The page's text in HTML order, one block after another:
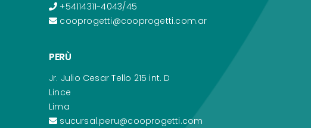
+54114311-4043/45
cooprogetti@cooprogetti.com.ar
PERÙ
Jr. Julio Cesar Tello 215 int. D
Lince
Lima
sucursal.peru@cooprogetti.com